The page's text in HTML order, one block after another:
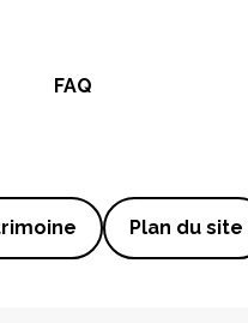
FAQ
Plan du site